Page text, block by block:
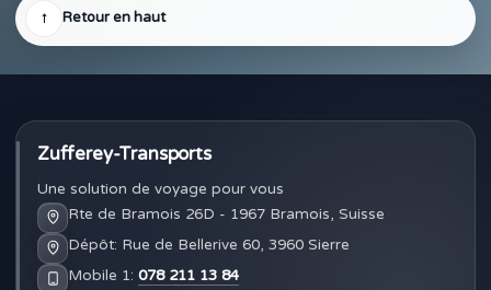
↑ Retour en haut
Zufferey-Transports
Une solution de voyage pour vous
Rte de Bramois 26D - 1967 Bramois, Suisse
Dépôt: Rue de Bellerive 60, 3960 Sierre
Mobile 1: 078 211 13 84